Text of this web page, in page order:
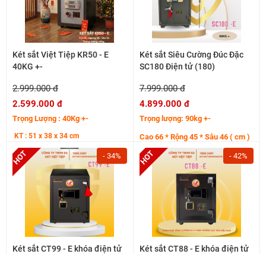
Két sắt Việt Tiệp KR50 - E
40KG +-
2.999.000 đ
2.599.000 đ
Trọng Lượng : 40Kg +-
KT : 51 x 38 x 34 cm
Két sắt Siêu Cường Đúc Đặc
SC180 Điện tử (180)
7.999.000 đ
4.899.000 đ
Trọng lượng: 90kg +-
Cao 66 * Rộng 45 * Sâu 46 ( cm )
- 34%
Két sắt CT99 - E khóa điện tử
- 42%
Két sắt CT88 - E khóa điện tử